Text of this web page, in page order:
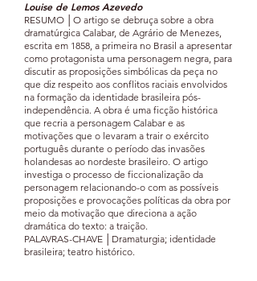
Louise de Lemos Azevedo​
RESUMO │O artigo se debruça sobre a obra
dramatúrgica Calabar, de Agrário de Menezes,
escrita em 1858, a primeira no Brasil a apresentar
como protagonista uma personagem negra, para
discutir as proposições simbólicas da peça no
que diz respeito aos conflitos raciais envolvidos
na formação da identidade brasileira pós-
independência. A obra é uma ficção histórica
que recria a personagem Calabar e as
motivações que o levaram a trair o exército
português durante o período das invasões
holandesas ao nordeste brasileiro. O artigo
investiga o processo de ficcionalização da
personagem relacionando-o com as possíveis
proposições e provocações políticas da obra por
meio da motivação que direciona a ação
dramática do texto: a traição.
PALAVRAS-CHAVE │Dramaturgia; identidade
brasileira; teatro histórico.